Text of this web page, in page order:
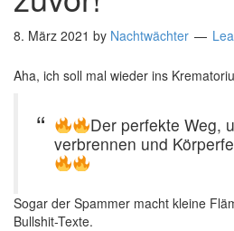
8. März 2021 by Nachtwächter
Aha, ich soll mal wieder ins
Der perfekte Weg,
verbrennen und
Sogar der Spammer macht kleine
Bullshit-Texte.